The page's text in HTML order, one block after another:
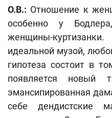
О.В.: Отношение к
особенно у
женщины-
идеальной музой,
гипотеза состоит в
появляется
эмансипированная
себе дендистские